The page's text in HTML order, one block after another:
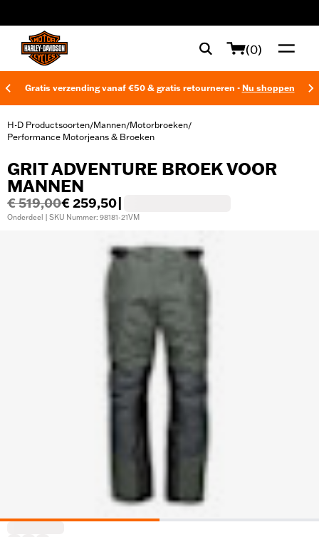
(0)
Gratis verzending vanaf €50 & gratis retourneren - Nu shoppen
H-D Productsoorten/Mannen/Motorbroeken/
Performance Motorjeans & Broeken
GRIT ADVENTURE BROEK VOOR
MANNEN
€ 519,00€ 259,50
Onderdeel | SKU Nummer: 98181-21VM